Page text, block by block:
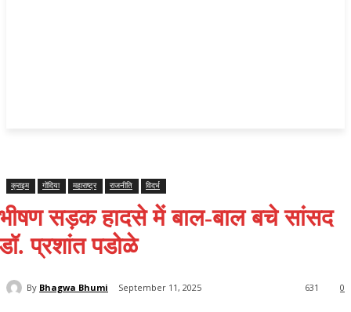
क्राइम गोंदिया महाराष्ट्र राजनीति विदर्भ
सड़क हादसे में बाल-बाल बचे सांसद
प्रशांत पडोळे
By Bhagwa Bhumi September 11, 2025 0
631